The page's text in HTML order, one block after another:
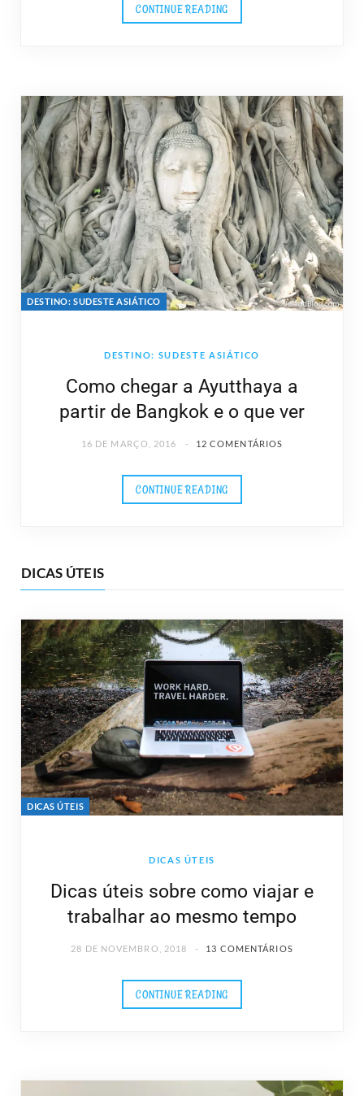
CONTINUE READING
DESTINO: SUDESTE ASIÁTICO
DESTINO: SUDESTE ASIÁTICO
Como chegar a Ayutthaya a
partir de Bangkok e o que ver
16 DE MARÇO, 2016 12 COMENTÁRIOS
CONTINUE READING
DICAS ÚTEIS
DICAS ÚTEIS
DICAS ÚTEIS
Dicas úteis sobre como viajar e
trabalhar ao mesmo tempo
28 DE NOVEMBRO, 2018 13 COMENTÁRIOS
CONTINUE READING